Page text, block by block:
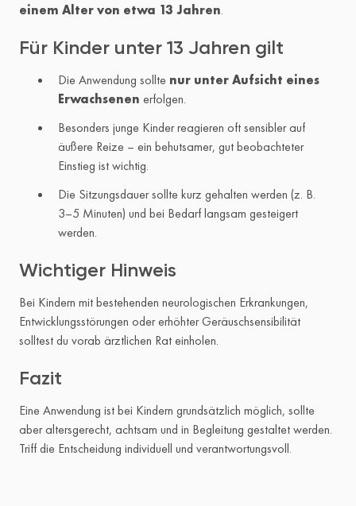
einem Alter von etwa 13 Jahren.
Für Kinder unter 13 Jahren gilt
Die Anwendung sollte nur unter Aufsicht eines
Erwachsenen erfolgen.
Besonders junge Kinder reagieren oft sensibler auf
äußere Reize – ein behutsamer, gut beobachteter
Einstieg ist wichtig.
Die Sitzungsdauer sollte kurz gehalten werden (z. B.
3–5 Minuten) und bei Bedarf langsam gesteigert
werden.
Wichtiger Hinweis
Bei Kindern mit bestehenden neurologischen Erkrankungen,
Entwicklungsstörungen oder erhöhter Geräuschsensibilität
solltest du vorab ärztlichen Rat einholen.
Fazit
Eine Anwendung ist bei Kindern grundsätzlich möglich, sollte
aber altersgerecht, achtsam und in Begleitung gestaltet werden.
Triff die Entscheidung individuell und verantwortungsvoll.